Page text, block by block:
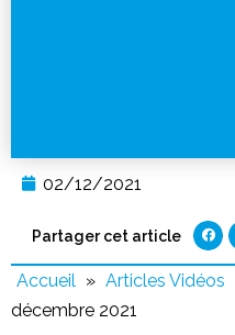
02/12/2021
Partager cet article
Accueil » Articles Vidéos
décembre 2021